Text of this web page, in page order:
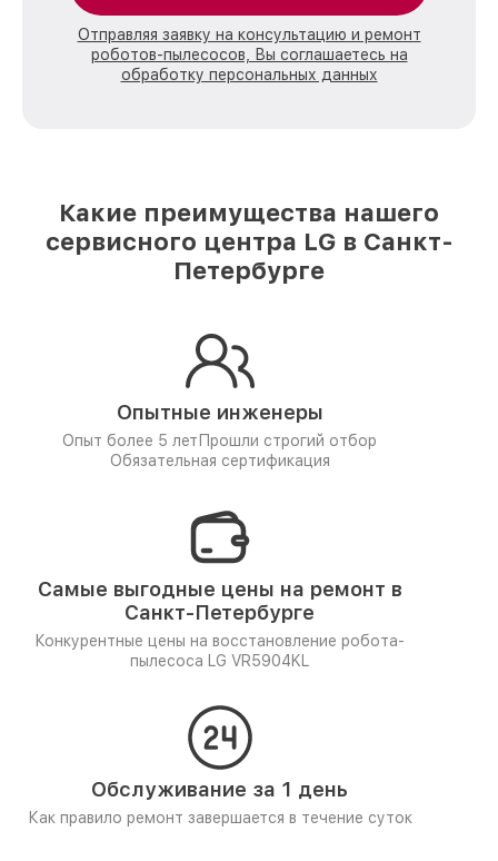
Отправляя заявку на консультацию и ремонт
роботов-пылесосов, Вы соглашаетесь на
обработку персональных данных
Какие преимущества нашего
сервисного центра LG в Санкт-
Петербурге
Опытные инженеры
Опыт более 5 лет Прошли строгий отбор
Обязательная сертификация
Самые выгодные цены на ремонт в
Санкт-Петербурге
Конкурентные цены на восстановление робота-
пылесоса LG VR5904KL
Обслуживание за 1 день
Как правило ремонт завершается в течение суток